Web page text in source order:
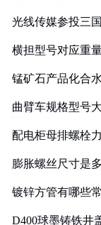
光线传媒参投三
横担型号对应重
锰矿石产品化合
曲臂车规格型号
配电柜母排螺栓
膨胀螺丝尺寸是
镀锌方管有哪些
D400球墨铸铁井